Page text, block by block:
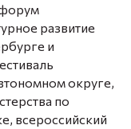
развитие
и
округе,
по
всероссийский